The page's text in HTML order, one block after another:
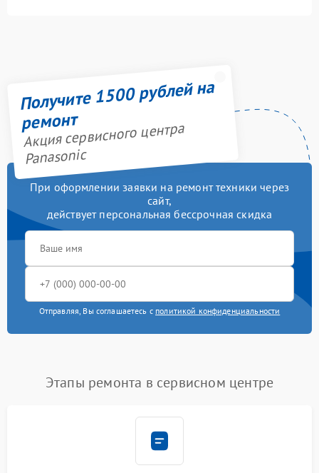
Получите 1500 рублей на
ремонт
Акция сервисного центра
Panasonic
При оформлении заявки на ремонт техники через
сайт,
действует персональная бессрочная скидка
Отправляя, Вы соглашаетесь с политикой конфиденциальности
Этапы ремонта в сервисном центре